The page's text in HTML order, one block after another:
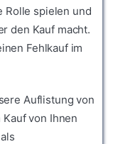
Rolle spielen und
den Kauf macht.
Fehlkauf im
Auflistung von
von Ihnen